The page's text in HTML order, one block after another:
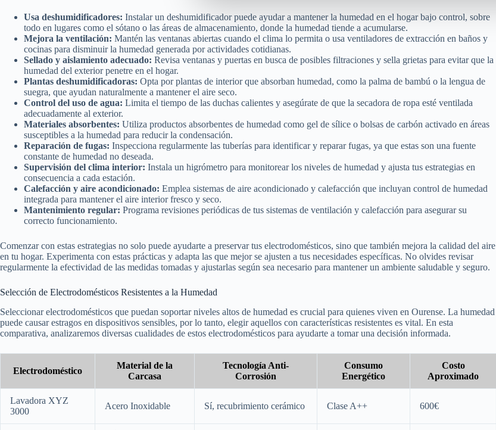
Usa deshumidificadores: Instalar un deshumidificador puede ayudar a mantener la humedad en el hogar bajo control, sobre
todo en lugares como el sótano o las áreas de almacenamiento, donde la humedad tiende a acumularse.
Mejora la ventilación: Mantén las ventanas abiertas cuando el clima lo permita o usa ventiladores de extracción en baños y
cocinas para disminuir la humedad generada por actividades cotidianas.
Sellado y aislamiento adecuado: Revisa ventanas y puertas en busca de posibles filtraciones y sella grietas para evitar que la
humedad del exterior penetre en el hogar.
Plantas deshumidificadoras: Opta por plantas de interior que absorban humedad, como la palma de bambú o la lengua de
suegra, que ayudan naturalmente a mantener el aire seco.
Control del uso de agua: Limita el tiempo de las duchas calientes y asegúrate de que la secadora de ropa esté ventilada
adecuadamente al exterior.
Materiales absorbentes: Utiliza productos absorbentes de humedad como gel de sílice o bolsas de carbón activado en áreas
susceptibles a la humedad para reducir la condensación.
Reparación de fugas: Inspecciona regularmente las tuberías para identificar y reparar fugas, ya que estas son una fuente
constante de humedad no deseada.
Supervisión del clima interior: Instala un higrómetro para monitorear los niveles de humedad y ajusta tus estrategias en
consecuencia a cada estación.
Calefacción y aire acondicionado: Emplea sistemas de aire acondicionado y calefacción que incluyan control de humedad
integrada para mantener el aire interior fresco y seco.
Mantenimiento regular: Programa revisiones periódicas de tus sistemas de ventilación y calefacción para asegurar su
correcto funcionamiento.
Comenzar con estas estrategias no solo puede ayudarte a preservar tus electrodomésticos, sino que también mejora la calidad del aire
en tu hogar. Experimenta con estas prácticas y adapta las que mejor se ajusten a tus necesidades específicas. No olvides revisar
regularmente la efectividad de las medidas tomadas y ajustarlas según sea necesario para mantener un ambiente saludable y seguro.
Selección de Electrodomésticos Resistentes a la Humedad
Seleccionar electrodomésticos que puedan soportar niveles altos de humedad es crucial para quienes viven en Ourense. La humedad
puede causar estragos en dispositivos sensibles, por lo tanto, elegir aquellos con características resistentes es vital. En esta
comparativa, analizaremos diversas cualidades de estos electrodomésticos para ayudarte a tomar una decisión informada.
Electrodoméstico
Material de la
Carcasa
Tecnología Anti-
Corrosión
Consumo
Energético
Costo
Aproximado
Lavadora XYZ
3000
Acero Inoxidable Sí, recubrimiento cerámico Clase A++ 600€